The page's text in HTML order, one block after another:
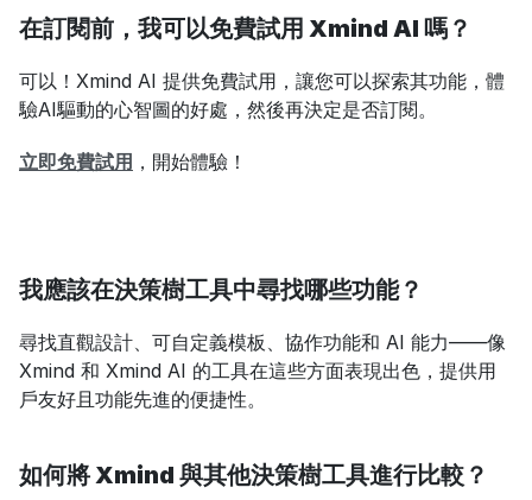
在訂閱前，我可以免費試用 Xmind AI 嗎？
可以！Xmind AI 提供免費試用，讓您可以探索其功能，體
驗AI驅動的心智圖的好處，然後再決定是否訂閱。
立即免費試用 ，開始體驗！
我應該在決策樹工具中尋找哪些功能？
尋找直觀設計、可自定義模板、協作功能和 AI 能力——像
Xmind 和 Xmind AI 的工具在這些方面表現出色，提供用
戶友好且功能先進的便捷性。
如何將 Xmind 與其他決策樹工具進行比較？